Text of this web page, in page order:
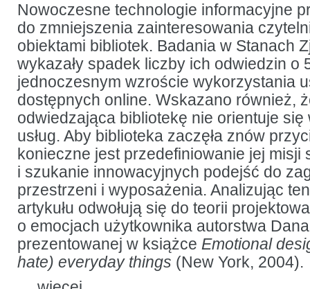
na podstawie
doświadczeń
użytkowników
Nowoczesne technologie informacyjne
do zmniejszenia zainteresowania
obiektami bibliotek. Badania w Stanach
wykazały spadek liczby ich odwiedzin o
jednoczesnym wzroście wykorzystania
dostępnych online. Wskazano również,
odwiedzająca bibliotekę nie orientuje się
usług. Aby biblioteka zaczęła znów
konieczne jest przedefiniowanie jej misji
i szukanie innowacyjnych podejść do
przestrzeni i wyposażenia. Analizując
artykułu odwołują się do teorii
o emocjach użytkownika autorstwa
prezentowanej w książce Emotional
hate) everyday things (New York, 2004).